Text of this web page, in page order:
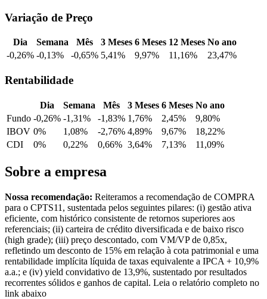
Variação de Preço
Dia Semana Mês 3 Meses 6 Meses 12 Meses No ano
-0,26% -0,13% -0,65% 5,41% 9,97% 11,16% 23,47%
Rentabilidade
Dia Semana Mês 3 Meses 6 Meses No ano
Fundo -0,26% -1,31% -1,83% 1,76% 2,45%
9,80%
IBOV 0% 1,08% -2,76% 4,89% 9,67%
18,22%
CDI
0% 0,22% 0,66% 3,64% 7,13% 11,09%
Sobre a empresa
Nossa recomendação: Reiteramos a recomendação de COMPRA
para o CPTS11, sustentada pelos seguintes pilares: (i) gestão ativa
eficiente, com histórico consistente de retornos superiores aos
referenciais; (ii) carteira de crédito diversificada e de baixo risco
(high grade); (iii) preço descontado, com VM/VP de 0,85x,
refletindo um desconto de 15% em relação à cota patrimonial e uma
rentabilidade implícita líquida de taxas equivalente a IPCA + 10,9%
a.a.; e (iv) yield convidativo de 13,9%, sustentado por resultados
recorrentes sólidos e ganhos de capital. Leia o relatório completo no
link abaixo